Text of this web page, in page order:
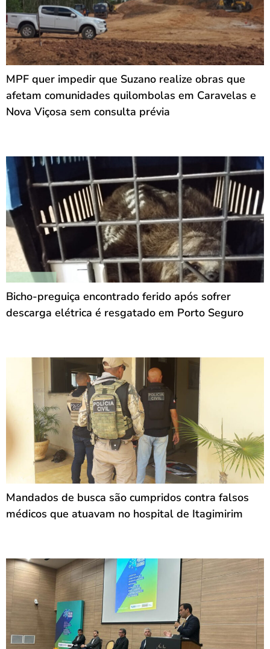
MPF quer impedir que Suzano realize obras que
afetam comunidades quilombolas em Caravelas e
Nova Viçosa sem consulta prévia
Bicho-preguiça encontrado ferido após sofrer
descarga elétrica é resgatado em Porto Seguro
Mandados de busca são cumpridos contra falsos
médicos que atuavam no hospital de Itagimirim